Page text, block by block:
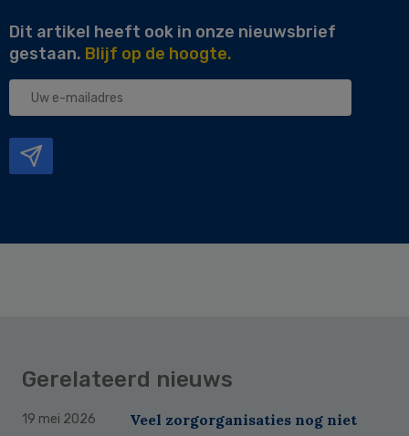
Dit artikel heeft ook in onze nieuwsbrief
gestaan. Blijf op de hoogte.
Uw
Gerelateerd nieuws
19 mei 2026
Veel zorgorganisaties nog niet